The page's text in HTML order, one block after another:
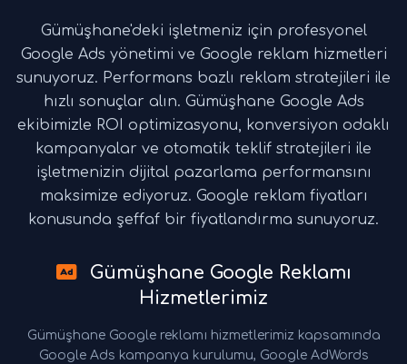
Gümüşhane'deki işletmeniz için profesyonel
Google Ads yönetimi ve Google reklam hizmetleri
sunuyoruz. Performans bazlı reklam stratejileri ile
hızlı sonuçlar alın. Gümüşhane Google Ads
ekibimizle ROI optimizasyonu, konversiyon odaklı
kampanyalar ve otomatik teklif stratejileri ile
işletmenizin dijital pazarlama performansını
maksimize ediyoruz. Google reklam fiyatları
konusunda şeffaf bir fiyatlandırma sunuyoruz.
Gümüşhane Google Reklamı
Hizmetlerimiz
Gümüşhane Google reklamı hizmetlerimiz kapsamında
Google Ads kampanya kurulumu, Google AdWords